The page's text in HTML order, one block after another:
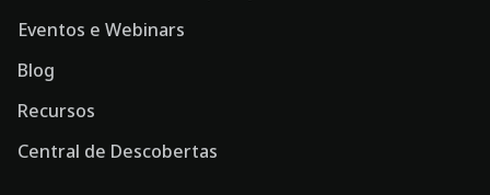
Eventos e Webinars
Blog
Recursos
Central de Descobertas